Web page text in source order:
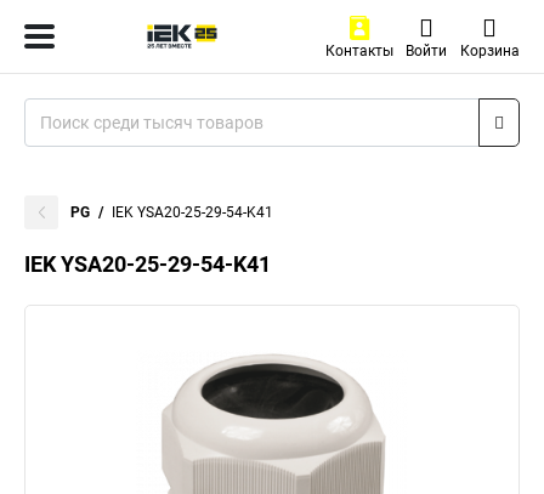
Контакты Войти Корзина
PG IEK YSA20-25-29-54-K41
IEK YSA20-25-29-54-K41